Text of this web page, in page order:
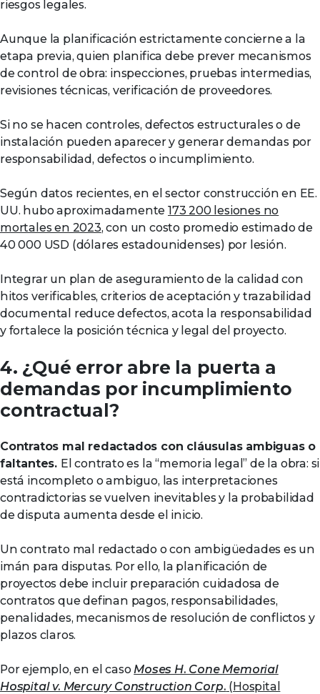
riesgos legales.
Aunque la planificación estrictamente concierne a la
etapa previa, quien planifica debe prever mecanismos
de control de obra: inspecciones, pruebas intermedias,
revisiones técnicas, verificación de proveedores.
Si no se hacen controles, defectos estructurales o de
instalación pueden aparecer y generar demandas por
responsabilidad, defectos o incumplimiento.
Según datos recientes, en el sector construcción en EE.
UU. hubo aproximadamente173 200 lesiones no
mortales en 2023, con un costo promedio estimado de
40 000 USD (dólares estadounidenses) por lesión.
Integrar un plan de aseguramiento de la calidad con
hitos verificables, criterios de aceptación y trazabilidad
documental reduce defectos, acota la responsabilidad
y fortalece la posición técnica y legal del proyecto.
4. ¿Qué error abre la puerta a
demandas por incumplimiento
contractual?
Contratos mal redactados con cláusulas ambiguas o
faltantes. El contrato es la “memoria legal” de la obra: si
está incompleto o ambiguo, las interpretaciones
contradictorias se vuelven inevitables y la probabilidad
de disputa aumenta desde el inicio.
Un contrato mal redactado o con ambigüedades es un
imán para disputas. Por ello, la planificación de
proyectos debe incluir preparación cuidadosa de
contratos que definan pagos, responsabilidades,
penalidades, mecanismos de resolución de conflictos y
plazos claros.
Por ejemplo, en el casoMoses H. Cone Memorial
Hospital v. Mercury Construction Corp. (Hospital